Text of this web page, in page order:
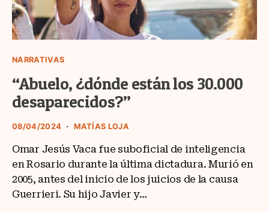
NARRATIVAS
“Abuelo, ¿dónde están los 30.000
desaparecidos?”
08/04/2024 MATÍAS LOJA
Omar Jesús Vaca fue suboficial de inteligencia
en Rosario durante la última dictadura. Murió en
2005, antes del inicio de los juicios de la causa
Guerrieri. Su hijo Javier y…